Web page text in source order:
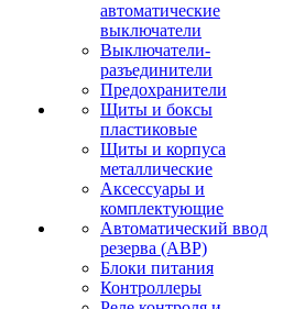
автоматические
выключатели
Выключатели-
разъединители
Предохранители
Щиты и боксы
пластиковые
Щиты и корпуса
металлические
Аксессуары и
комплектующие
Автоматический ввод
резерва (АВР)
Блоки питания
Контроллеры